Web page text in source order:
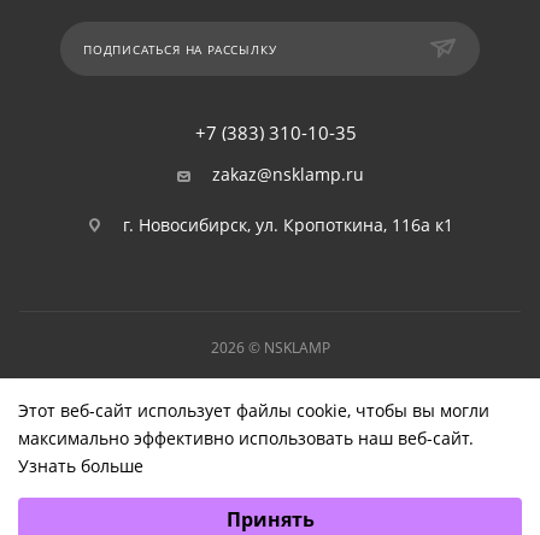
ПОДПИСАТЬСЯ НА РАССЫЛКУ
+7 (383) 310-10-35
zakaz@nsklamp.ru
г. Новосибирск, ул. Кропоткина, 116а к1
2026 © NSKLAMP
Этот веб-сайт использует файлы cookie, чтобы вы могли
максимально эффективно использовать наш веб-сайт.
Узнать больше
Принять